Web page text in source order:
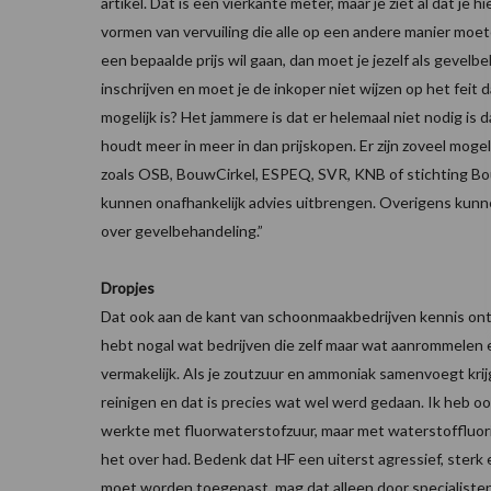
vormen van vervuiling die alle op een andere manier
een bepaalde prijs wil gaan, dan moet je jezelf als
inschrijven en moet je de inkoper niet wijzen op het feit
mogelijk is? Het jammere is dat er helemaal niet nodig is
houdt meer in meer in dan prijskopen. Er zijn zoveel
zoals OSB, BouwCirkel, ESPEQ, SVR, KNB of stichting
kunnen onafhankelijk advies uitbrengen. Overigens
over gevelbehandeling.”
Dropjes
Dat ook aan de kant van schoonmaakbedrijven kennis
hebt nogal wat bedrijven die zelf maar wat
vermakelijk. Als je zoutzuur en ammoniak samenvoegt
reinigen en dat is precies wat wel werd gedaan. Ik heb
werkte met fluorwaterstofzuur, maar met
het over had. Bedenk dat HF een uiterst agressief,
moet worden toegepast, mag dat alleen door